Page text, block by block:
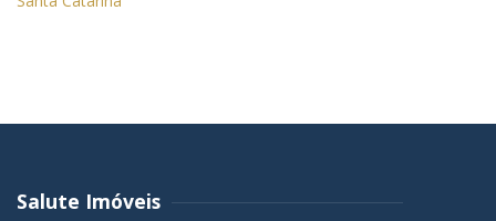
Salute Imóveis